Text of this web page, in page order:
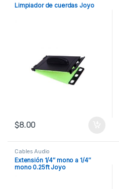
Limpiador de cuerdas Joyo
$8.00
Cables Audio
Extensión 1/4″ mono a 1/4″
mono 0.25ft Joyo